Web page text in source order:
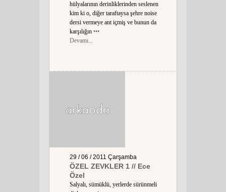
hülyalarının derinliklerinden seslenen
kim ki o, diğer taraftaysa şehre noise
dersi vermeye ant içmiş ve bunun da
karşılığın •••
Devamı...
29 / 06 / 2011 Çarşamba
ÖZEL ZEVKLER 1 // Ece
Özel
Salyalı, sümüklü, yerlerde sürünmeli